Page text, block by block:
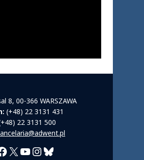
8, 00-366 WARSZAWA
(+48) 22 3131 431
22 3131 500
X YouTube
Instagram
Bluesky